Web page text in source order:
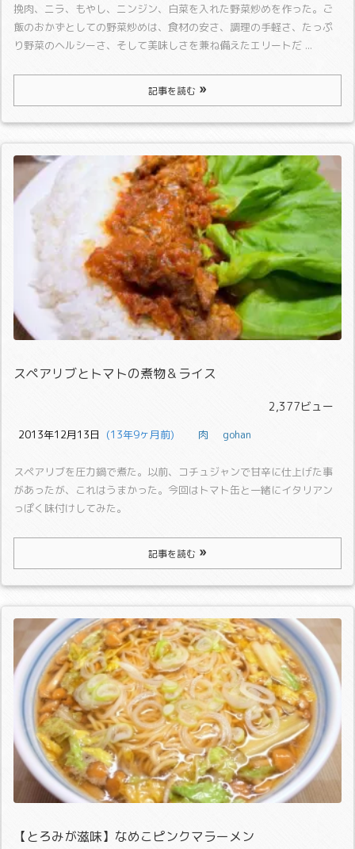
挽肉、ニラ、もやし、ニンジン、白菜を入れた野菜炒めを作った。 ご
飯のおかずとしての野菜炒めは、食材の安さ、調理の手軽さ、たっぷ
り野菜のヘルシーさ、そして美味しさを兼ね備えたエリートだ ...
記事を読む
スペアリブとトマトの煮物＆ライス
2,377ビュー
2013年12月13日
  (13年9ヶ月前)
肉 gohan
スペアリブを圧力鍋で煮た。 以前、コチュジャンで甘辛に仕上げた事
があったが、これはうまかった。 今回はトマト缶と一緒にイタリアン
っぽく味付けしてみた。
記事を読む
【とろみが滋味】なめこピンクマラーメン